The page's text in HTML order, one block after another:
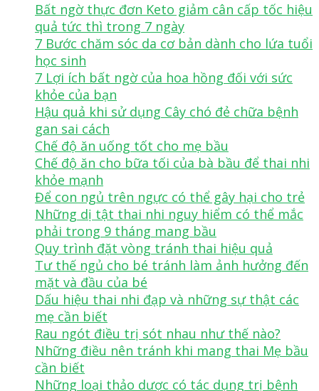
Bất ngờ thực đơn Keto giảm cân cấp tốc hiệu
quả tức thì trong 7 ngày
7 Bước chăm sóc da cơ bản dành cho lứa tuổi
học sinh
7 Lợi ích bất ngờ của hoa hồng đối với sức
khỏe của bạn
Hậu quả khi sử dụng Cây chó đẻ chữa bệnh
gan sai cách
Chế độ ăn uống tốt cho mẹ bầu
Chế độ ăn cho bữa tối của bà bầu để thai nhi
khỏe mạnh
Để con ngủ trên ngực có thể gây hại cho trẻ
Những dị tật thai nhi nguy hiểm có thể mắc
phải trong 9 tháng mang bầu
Quy trình đặt vòng tránh thai hiệu quả
Tư thế ngủ cho bé tránh làm ảnh hưởng đến
mặt và đầu của bé
Dấu hiệu thai nhi đạp và những sự thật các
mẹ cần biết
Rau ngót điều trị sót nhau như thế nào?
Những điều nên tránh khi mang thai Mẹ bầu
cần biết
Những loại thảo dược có tác dụng trị bệnh